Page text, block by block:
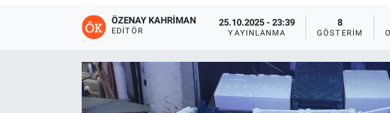
ÖZENAY KAHRIMAN
EDITÖR
25.10.2025 - 23:39
YAYINLANMA
8
GÖSTERIM